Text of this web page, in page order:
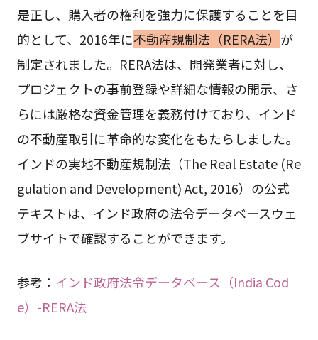
是正し、購入者の権利を強力に保護することを目
的として、2016年に不動産規制法（RERA法） が
制定されました。RERA法は、開発業者に対し、
プロジェクトの事前登録や詳細な情報の開示、さ
らには厳格な資金管理を義務付けており、インド
の不動産取引に革命的な変化をもたらしました。
インドの実地不動産規制法（The Real Estate (Re
gulation and Development) Act, 2016）の公式
テキストは、インド政府の法令データベースウェ
ブサイトで確認することができます。
参考： インド政府法令データベース（India Cod
e）-RERA法